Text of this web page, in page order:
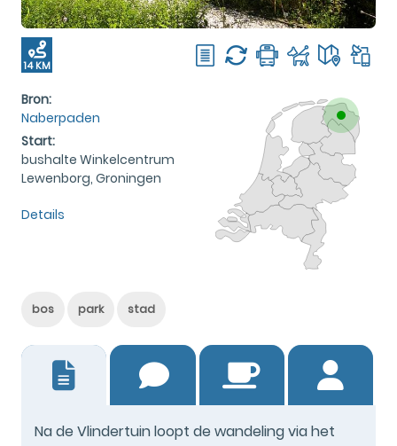
14 KM
Bron:
Naberpaden
Start:
bushalte Winkelcentrum
Lewenborg, Groningen
Details
bos park stad
Na de Vlindertuin loopt de wandeling via het